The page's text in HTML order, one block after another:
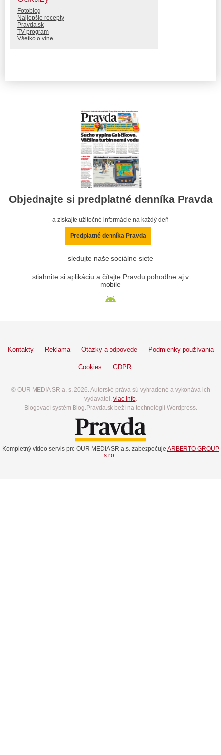
Fotoblog
Najlepšie recepty
Pravda.sk
TV program
Všetko o víne
Objednajte si predplatné denníka Pravda
a získajte užitočné informácie na každý deň
Predplatné denníka Pravda
sledujte naše sociálne siete
stiahnite si aplikáciu a čítajte Pravdu pohodlne aj v
mobile
Kontakty Reklama Otázky a odpovede Podmienky používania
Cookies GDPR
© OUR MEDIA SR a. s. 2026. Autorské práva sú vyhradené a vykonáva ich
vydavateľ, viac info.
Blogovací systém Blog.Pravda.sk beží na technológií Wordpress.
Kompletný video servis pre OUR MEDIA SR a.s. zabezpečuje ARBERTO GROUP
s.r.o..